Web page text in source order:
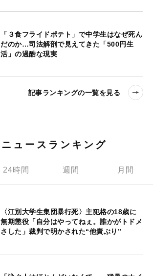
「３食フライドポテト」で中学生はなぜ死ん
だのか…司法解剖で見えてきた「500円生
活」の過酷な現実
記事ランキングの一覧を見る
ニュースランキング
24時間 週間 月間
〈江別大学生集団暴行死〉主犯格の18歳に
無期懲役「自分はやってねぇ。誰かがトドメ
さした」裁判で明かされた“他責ぶり”